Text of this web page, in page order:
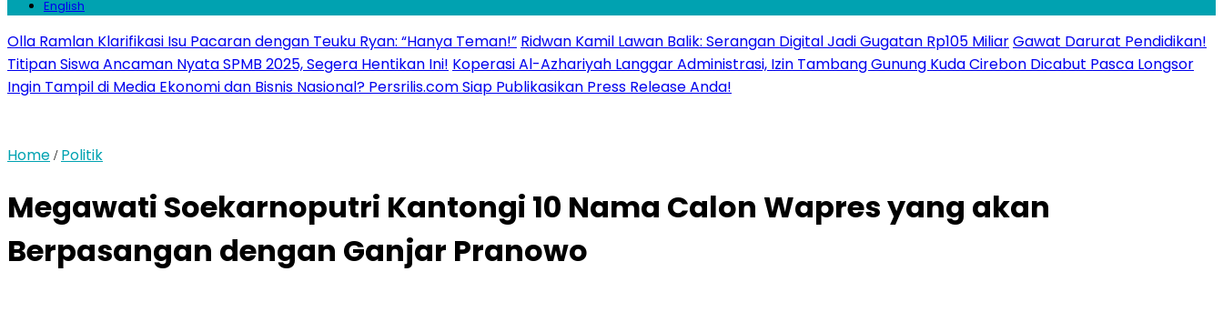
English
Olla Ramlan Klarifikasi Isu Pacaran dengan Teuku Ryan: “Hanya Teman!” Ridwan Kamil Lawan Balik: Serangan Digital Jadi Gugatan Rp105 MiliarGawat Darurat Pendidikan!
Titipan Siswa Ancaman Nyata SPMB 2025, Segera Hentikan Ini! Koperasi Al-Azhariyah Langgar Administrasi, Izin Tambang Gunung Kuda Cirebon Dicabut Pasca Longsor
Ingin Tampil di Media Ekonomi dan Bisnis Nasional? Persrilis.com Siap Publikasikan Press Release Anda!
Home / Politik
Megawati Soekarnoputri Kantongi 10 Nama Calon Wapres yang akan
Berpasangan dengan Ganjar Pranowo